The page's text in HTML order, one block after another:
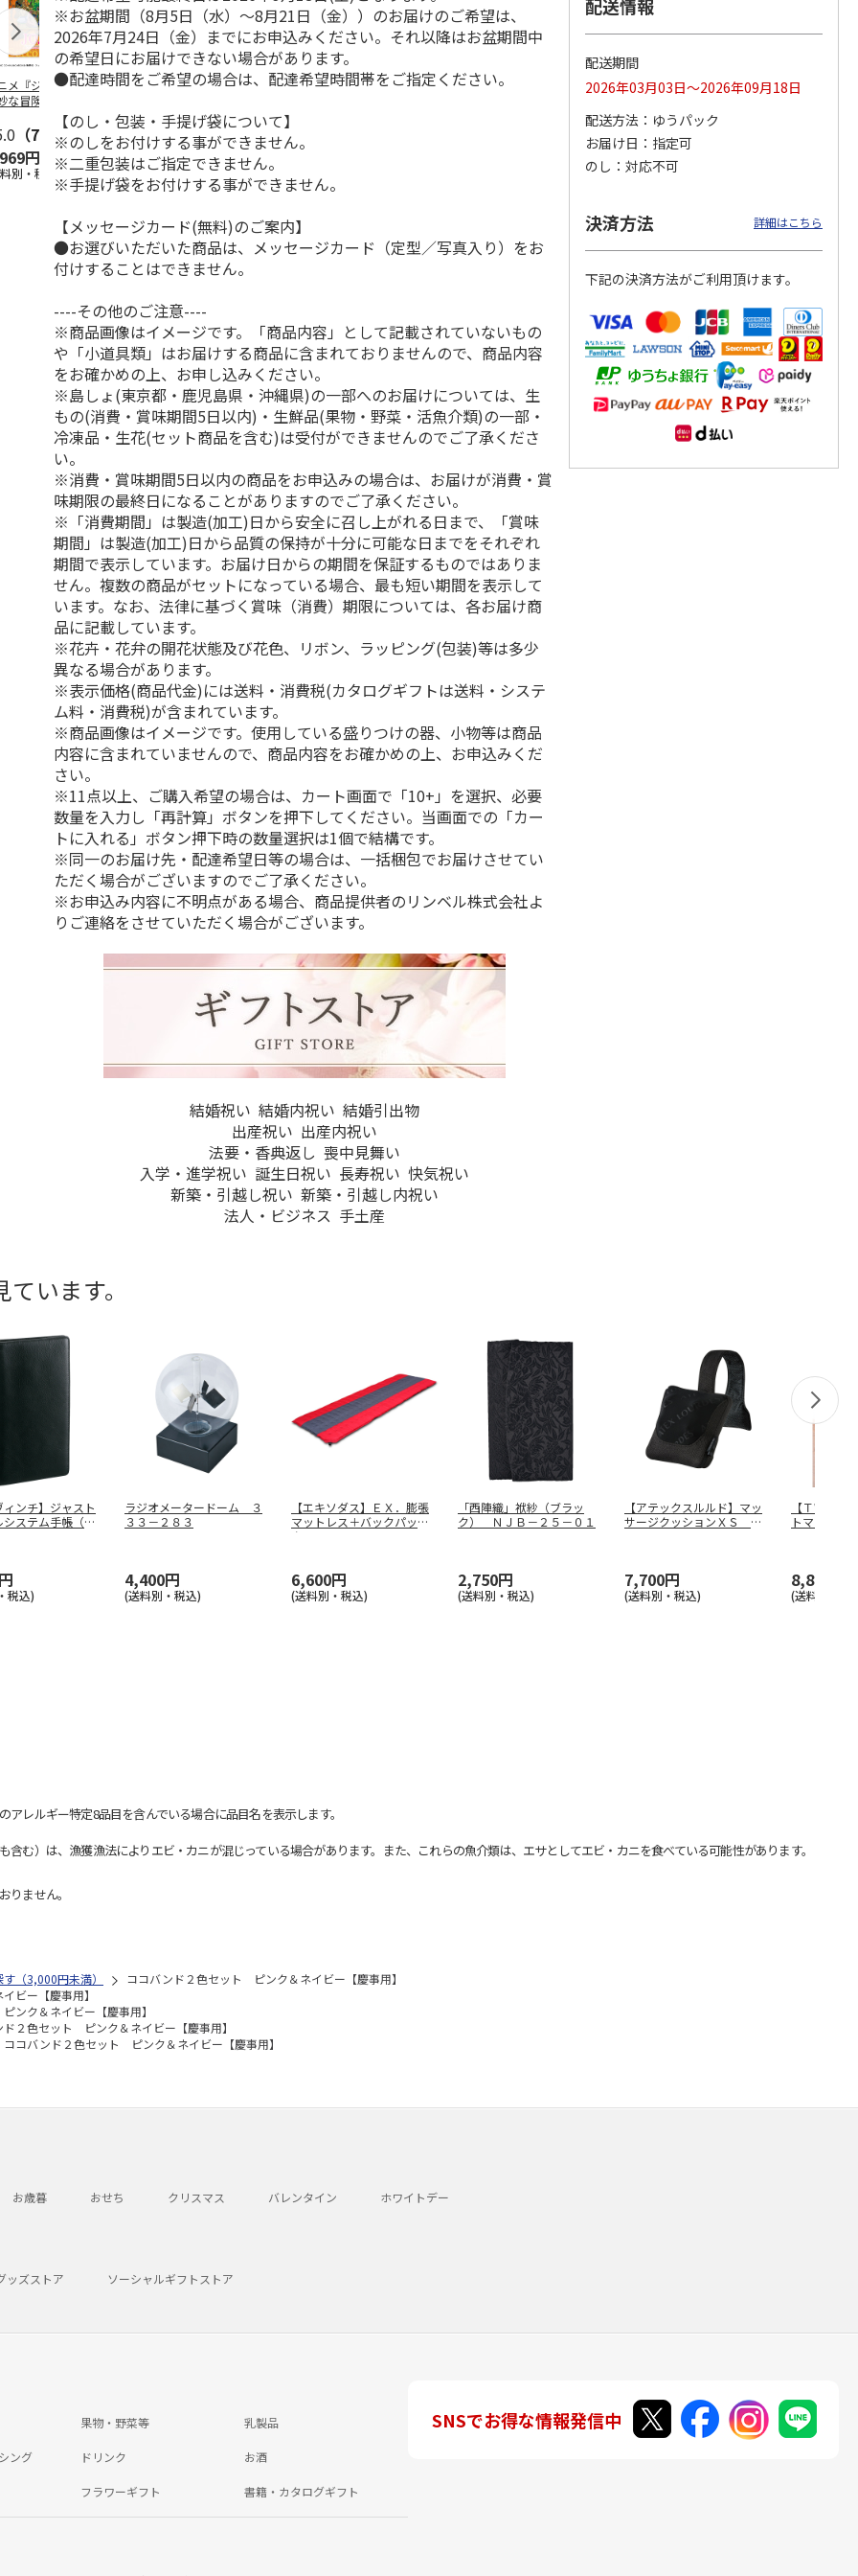
メ『ジョジョの
な冒険 黄金の
チョコラータと
…
（7）
円
別・税込)
水森亜土／ステッカ
600円
(送料別・税込)
リラックマ／マルチ
5.0（6）
1,100円
(送料別・税込)
令和八年七月場所
リラックマ／クリア
「犬夜叉」アクリル
（殺生丸）
5.0 （4）
3,300円
(送料別・税込)
大谷翔平 THE
※お盆期間（8月5日（水）～8月21日（金））のお届けのご希望は、
2026年7月24日（金）までにお申込みください。それ以降はお盆期間中
の希望日にお届けできない場合があります。
●配達時間をご希望の場合は、配達希望時間帯をご指定ください。
【のし・包装・手提げ袋について】
※のしをお付けする事ができません。
※二重包装はご指定できません。
※手提げ袋をお付けする事ができません。
【メッセージカード(無料)のご案内】
●お選びいただいた商品は、メッセージカード（定型／写真入り）をお
付けすることはできません。
----その他のご注意----
※商品画像はイメージです。「商品内容」として記載されていないもの
や「小道具類」はお届けする商品に含まれておりませんので、商品内容
をお確かめの上、お申し込みください。
※島しょ(東京都・鹿児島県・沖縄県)の一部へのお届けについては、生
もの(消費・賞味期間5日以内)・生鮮品(果物・野菜・活魚介類)の一部・
冷凍品・生花(セット商品を含む)は受付ができませんのでご了承くださ
い。
※消費・賞味期間5日以内の商品をお申込みの場合は、お届けが消費・賞
味期限の最終日になることがありますのでご了承ください。
※「消費期間」は製造(加工)日から安全に召し上がれる日まで、「賞味
期間」は製造(加工)日から品質の保持が十分に可能な日までをそれぞれ
期間で表示しています。お届け日からの期間を保証するものではありま
せん。複数の商品がセットになっている場合、最も短い期間を表示して
います。なお、法律に基づく賞味（消費）期限については、各お届け商
品に記載しています。
※花卉・花弁の開花状態及び花色、リボン、ラッピング(包装)等は多少
異なる場合があります。
※表示価格(商品代金)には送料・消費税(カタログギフトは送料・システ
ム料・消費税)が含まれています。
※商品画像はイメージです。使用している盛りつけの器、小物等は商品
内容に含まれていませんので、商品内容をお確かめの上、お申込みくだ
さい。
※11点以上、ご購入希望の場合は、カート画面で「10+」を選択、必要
数量を入力し「再計算」ボタンを押下してください。当画面での「カー
トに入れる」ボタン押下時の数量選択は1個で結構です。
※同一のお届け先・配達希望日等の場合は、一括梱包でお届けさせてい
ただく場合がございますのでご了承ください。
※お申込み内容に不明点がある場合、商品提供者のリンベル株式会社よ
りご連絡をさせていただく場合がございます。
結婚祝い 結婚内祝い 結婚引出物
出産祝い 出産内祝い
法要・香典返し 喪中見舞い
入学・進学祝い 誕生日祝い 長寿祝い 快気祝い
新築・引越し祝い 新築・引越し内祝い
法人・ビジネス 手土産
配送情報
配送期間
2026年03月03日～2026年09月18日
配送方法
ゆうパック
お届け日
指定可
のし
対応不可
決済方法 詳細はこちら
下記の決済方法がご利用頂けます。
います。
ンチ】ジャスト
ステム手帳（ブ
税込)
ラジオメータードーム ３
３３－２８３
4,400円
(送料別・税込)
【エキソダス】ＥＸ．膨張
マットレス＋バックパッ
ク ＥＸＤＦ
6,600円
(送料別・税込)
「西陣織」袱紗（ブラッ
ク） ＮＪＢ－２５－０１
2,750円
(送料別・税込)
【アテックスルルド】マッ
サージクッションＸＳ Ａ
7,700円
(送料別・税込)
【ＴＷＩＮ
トマッサー
8,800円
(送料別・税
レルギー特定8品目を含んでいる場合に品目名を表示します。
む）は、漁獲漁法によりエビ・カニが混じっている場合があります。また、これらの魚介類は、エサとしてエビ・カニを食べている可能性があります。
ません。
（3,000円未満）
ココバンド２色セット ピンク＆ネイビー【慶事用】
ビー【慶事用】
ンク＆ネイビー【慶事用】
２色セット ピンク＆ネイビー【慶事用】
ココバンド２色セット ピンク＆ネイビー【慶事用】
お歳暮 おせち クリスマス バレンタイン ホワイトデー
ッズストア ソーシャルギフトストア
果物・野菜等 乳製品
ング ドリンク お酒
フラワーギフト 書籍・カタログギフト
SNSでお得な情報発信中